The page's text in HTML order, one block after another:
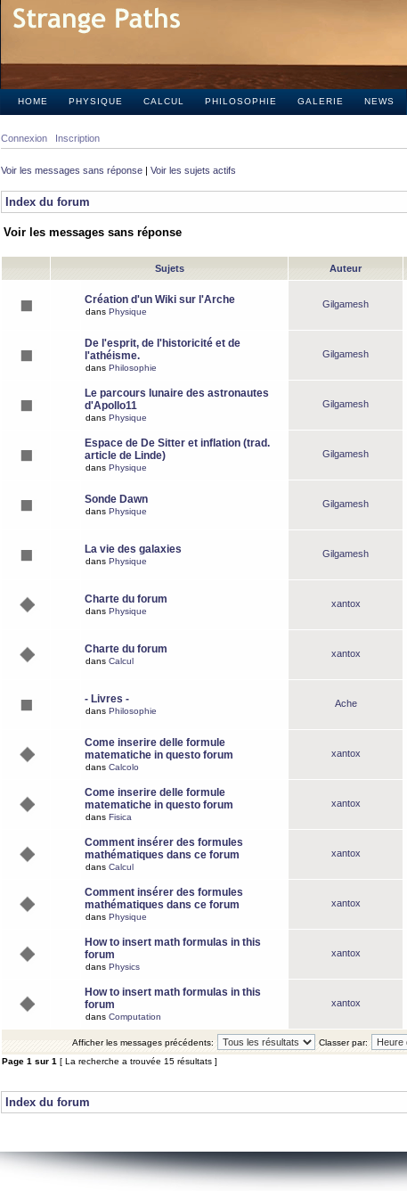
HOME PHYSIQUE CALCUL PHILOSOPHIE GALERIE NEWS
Connexion Inscription
Voir les messages sans réponse | Voir les sujets actifs
Index du forum
Voir les messages sans réponse
Sujets Auteur
Création d'un Wiki sur l'Arche
dans Physique
Gilgamesh
De l'esprit, de l'historicité et de
l'athéisme.
dans Philosophie
Gilgamesh
Le parcours lunaire des astronautes
d'Apollo11
dans Physique
Gilgamesh
Espace de De Sitter et inflation (trad.
article de Linde)
dans Physique
Gilgamesh
Sonde Dawn
dans Physique
Gilgamesh
La vie des galaxies
dans Physique
Gilgamesh
Charte du forum
dans Physique
xantox
Charte du forum
dans Calcul
xantox
- Livres -
dans Philosophie
Ache
Come inserire delle formule
matematiche in questo forum
dans Calcolo
xantox
Come inserire delle formule
matematiche in questo forum
dans Fisica
xantox
Comment insérer des formules
mathématiques dans ce forum
dans Calcul
xantox
Comment insérer des formules
mathématiques dans ce forum
dans Physique
xantox
How to insert math formulas in this
forum
dans Physics
xantox
How to insert math formulas in this
forum
dans Computation
xantox
Afficher les messages précédents:
Classer par:
Page 1 sur 1 [ La recherche a trouvée 15 résultats ]
Index du forum